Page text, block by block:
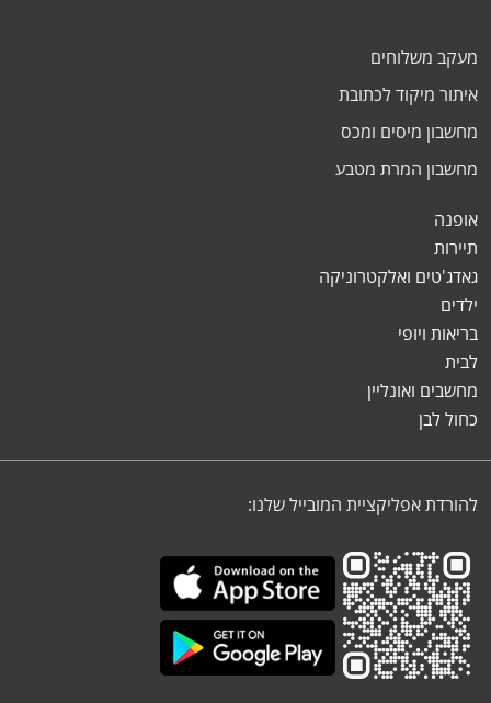
מעקב משלוחים
איתור מיקוד לכתובת
מחשבון מיסים ומכס
מחשבון המרת מטבע
אופנה
תיירות
גאדג'טים ואלקטרוניקה
ילדים
בריאות ויופי
לבית
מחשבים ואונליין
כחול לבן
להורדת אפליקציית המובייל שלנו: